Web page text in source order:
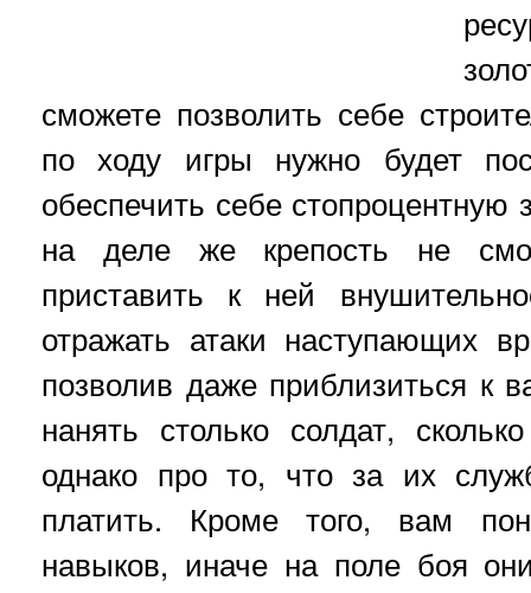
сможете позволить себе
по ходу игры нужно будет
обеспечить себе стопроцентную
на деле же крепость не
приставить к ней
отражать атаки наступающих
позволив даже приблизиться к
нанять столько солдат,
однако про то, что за их
платить. Кроме того, вам
навыков, иначе на поле боя